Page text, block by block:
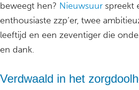
beweegt hen? Nieuwsuur spreekt
enthousiaste zzp’er, twee
leeftijd en een zeventiger die
en dank.
Verdwaald in het